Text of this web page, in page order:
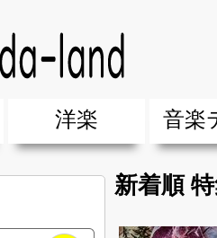
)
ト
ト
ット・その他
年「邦楽」の人気＆おすすめ
洋楽
EDM(エレクトロニック・ダン
クラブミュージック
ダンスミュージック
洋楽男性アーティスト
洋楽女性アーティスト
男女グループ・デュエット・
【洋楽】夏歌(サマーソング)
2019年・2018年・2017年「
音楽
最新の
人気曲
音楽ラ
ラブソ
応援ソ
バラー
友達&
スポー
卒業ソ
10、20
SNS・
勉強・
春うた
夏歌(サ
ハロウ
冬歌&
元気が
テンシ
大切な
お別れ
パーテ
ドライ
カラオ
誕生日
ウェデ
メロデ
音楽
学校(行
発売年
自然音
"総"ア
新着順